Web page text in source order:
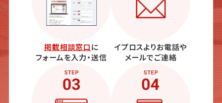
掲載相談窓口に
フォームを入力・送信
イプロスよりお電話や
メールでご連絡